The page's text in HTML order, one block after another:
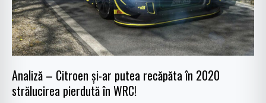
Analiză – Citroen și-ar putea recăpăta în 2020
strălucirea pierdută în WRC!
în
2020
strălucirea
pierdută
WRC!